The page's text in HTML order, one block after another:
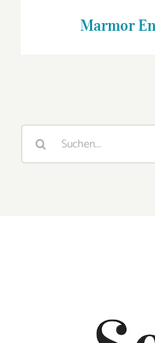
Marmor
Suche
nach: